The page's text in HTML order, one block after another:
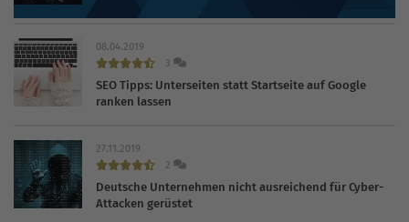
08.04.2019
3
SEO Tipps: Unterseiten statt Startseite auf Google
ranken lassen
27.11.2019
2
Deutsche Unternehmen nicht ausreichend für Cyber-
Attacken gerüstet